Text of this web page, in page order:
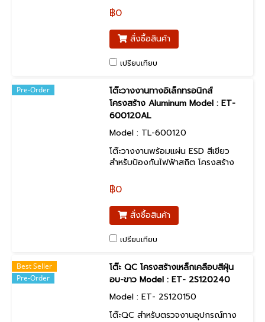
ลื่อบแผ่นโฟเมก้าสีดำด้าน ชนิดเกรด A
ตามลูกค้าระบุ
฿0
สั่งซื้อสินค้า
เปรียบเทียบ
Pre-Order
โต๊ะวางงานทางอิเล็กทรอนิกส์
โครงสร้าง Aluminum Model : ET-
600120AL
Model : TL-600120
โต๊ะวางงานพร้อมแผ่น ESD สีเขียว
สำหรับป้องกันไฟฟ้าสถิต โครงสร้าง
อเนกประสงค์ โดยเฉพาะงาน
อิเล็กทรอนิกส์
฿0
สั่งซื้อสินค้า
เปรียบเทียบ
Best Seller
Pre-Order
โต๊ะ QC โครงสร้างเหล็กเคลือบสีฝุ่น
อบ-ขาว Model : ET- 2S120240
Model : ET- 2S120150
โต๊ะQC สำหรับตรวจงานอุปกรณ์ทาง